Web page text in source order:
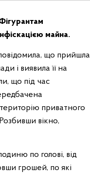
майна.
що прийшла
і виявила її на
що під час
приватного
вікно,
по голові, від
грошей, по які